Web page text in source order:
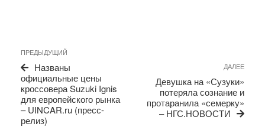
по
записям
Предыдущая
запись
ПРЕДЫДУЩИЙ
Названы
официальные цены
кроссовера Suzuki Ignis
для европейского рынка
– UINCAR.ru (пресс-
релиз)
ДАЛЕЕ
Девушка на «Сузуки»
потеряла сознание и
протаранила «семерку»
– НГС.НОВОСТИ